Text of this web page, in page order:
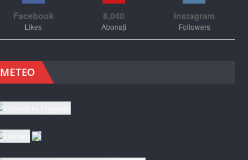
Facebook
Likes
8,040
Abonați
Instagram
Followers
METEO